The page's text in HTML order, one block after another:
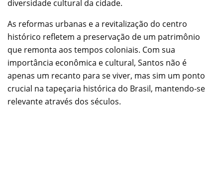
diversidade cultural da cidade.
As reformas urbanas e a revitalização do centro
histórico refletem a preservação de um patrimônio
que remonta aos tempos coloniais. Com sua
importância econômica e cultural, Santos não é
apenas um recanto para se viver, mas sim um ponto
crucial na tapeçaria histórica do Brasil, mantendo-se
relevante através dos séculos.